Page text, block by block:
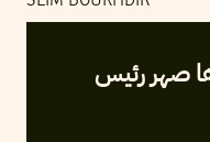
صهر رئيس